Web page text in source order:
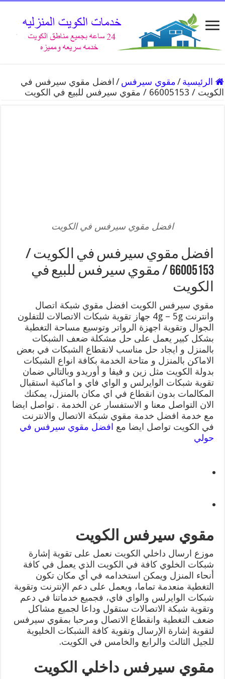
الرئيسية /مقوي سيرفس / افضل مقوي سيرفس في
الكويت / 66005153 / مقوي سيرفس للبيع في الكويت
افضل مقوي سيرفس في الكويت
افضل مقوي سيرفس في الكويت /
66005153 / مقوي سيرفس للبيع في
الكويت
مقوي سيرفس الكويت افضل مقوي شبكة اتصال
وانترنت 4g – 5g جهاز تقوية شبكات الاتصالات للتفلون
الجوال وتقوية اجهزة الرواتر وتوسيع مساحة التغطية
بشكل كبير يعمل على حل مشكلة ضعف الشبكات
بالمنزل و ايجاد حل مناسب لانقطاع الشبكات في بعض
الاماكن بالمنزل و متاحة الخدمة بكافة انواع الشبكات
بدولة الكويت مثل زين و فيفا و أوريدو وبالتالي ضمان
تقوية شبكات الوايرلس و الواي فاي و اماكنية استقبال
المكالمات بدون انقطاع في اي مكان بالمنزل، يمكنك
الان التواصل معنا و الاستفسار عن الخدمة . تواصل ايضا
مع خدمة افضل خدمة مقوي شبكة الاتصال والانترنت
في الكويت تواصل ايضا مع افضل مقوي سيرفس في
حولي
مقوي سيرفس الكويت
موزع ارسال داخلي الكويت نعمل على تقوية إشارة
شبكات الخلوي كافة في الكويت الذي يعمل في كافة
أنحاء المنزل ويمكن استخدامه في أي مكان تكون
التغطية منعدمة تماما، ويعمل على دعم الإنترنت وتقوية
شبكات الوايرلس والواي فاي، فجميع خدماتنا في دعم
وتقوية شبكة الاتصالات ستقول وداعا لجميع مشاكل
ضعف التغطية وانقطاع الاتصال ومرحبا بمقوي سيرفس
لتقوية إشارة الإرسال وتقوية كافة الشبكات الخليوية
للجيل الثالث والرابع والخامس في الكويت.
مقوي سيرفس داخلي الكويت